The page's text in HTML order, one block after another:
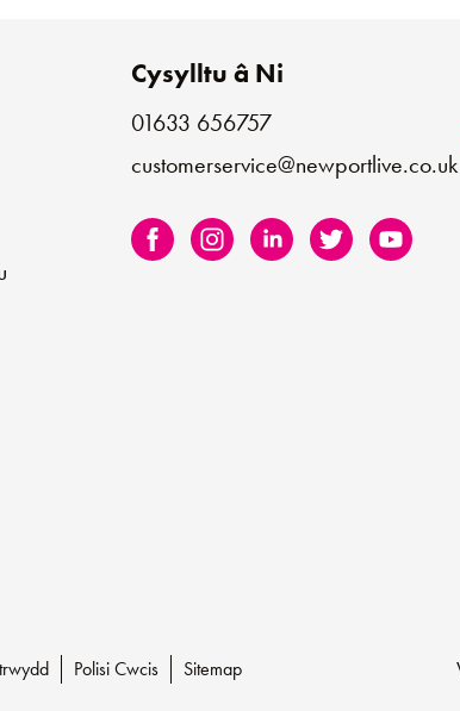
Cysylltu â Ni
01633 656757
customerservice@newportlive.co.uk
Polisi Cwcis Sitemap